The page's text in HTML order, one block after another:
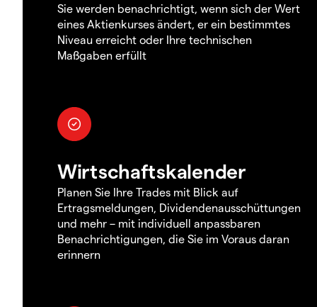
Sie werden benachrichtigt, wenn sich der Wert
eines Aktienkurses ändert, er ein bestimmtes
Niveau erreicht oder Ihre technischen
Maßgaben erfüllt
Wirtschaftskalender
Planen Sie Ihre Trades mit Blick auf
Ertragsmeldungen, Dividendenausschüttungen
und mehr – mit individuell anpassbaren
Benachrichtigungen, die Sie im Voraus daran
erinnern